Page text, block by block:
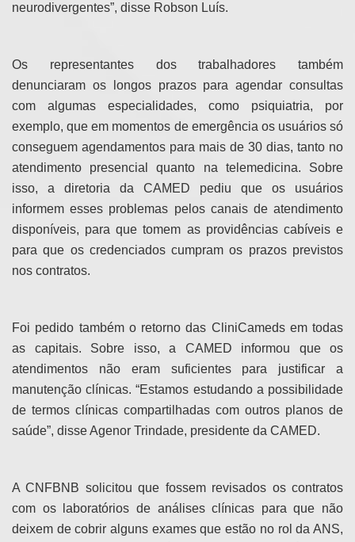
neurodivergentes”, disse Robson Luís.
Os representantes dos trabalhadores também
denunciaram os longos prazos para agendar consultas
com algumas especialidades, como psiquiatria, por
exemplo, que em momentos de emergência os usuários só
conseguem agendamentos para mais de 30 dias, tanto no
atendimento presencial quanto na telemedicina. Sobre
isso, a diretoria da CAMED pediu que os usuários
informem esses problemas pelos canais de atendimento
disponíveis, para que tomem as providências cabíveis e
para que os credenciados cumpram os prazos previstos
nos contratos.
Foi pedido também o retorno das CliniCameds em todas
as capitais. Sobre isso, a CAMED informou que os
atendimentos não eram suficientes para justificar a
manutenção clínicas. “Estamos estudando a possibilidade
de termos clínicas compartilhadas com outros planos de
saúde”, disse Agenor Trindade, presidente da CAMED.
A CNFBNB solicitou que fossem revisados os contratos
com os laboratórios de análises clínicas para que não
deixem de cobrir alguns exames que estão no rol da ANS,